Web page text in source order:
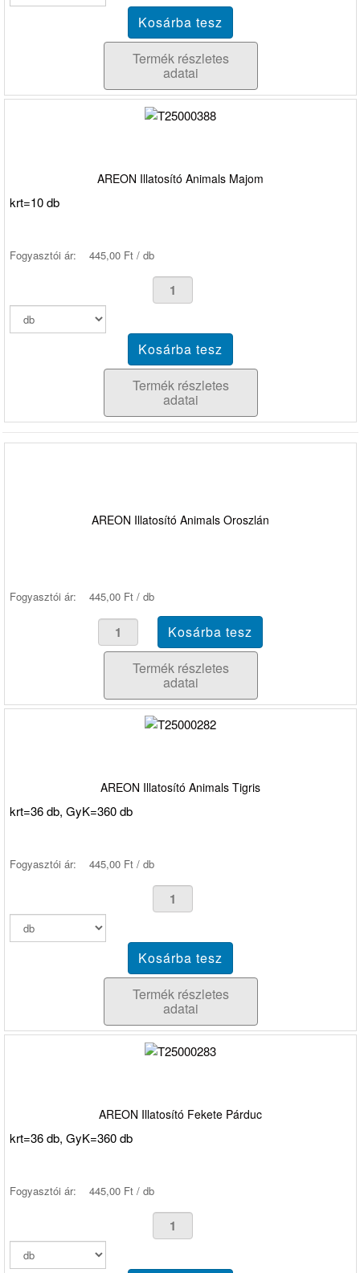
Termék részletes
adatai
AREON Illatosító Animals Majom
krt=10 db
Fogyasztói ár: 445,00 Ft / db
Termék részletes
adatai
AREON Illatosító Animals Oroszlán
Fogyasztói ár: 445,00 Ft / db
Termék részletes
adatai
AREON Illatosító Animals Tigris
krt=36 db, GyK=360 db
Fogyasztói ár: 445,00 Ft / db
Termék részletes
adatai
AREON Illatosító Fekete Párduc
krt=36 db, GyK=360 db
Fogyasztói ár: 445,00 Ft / db